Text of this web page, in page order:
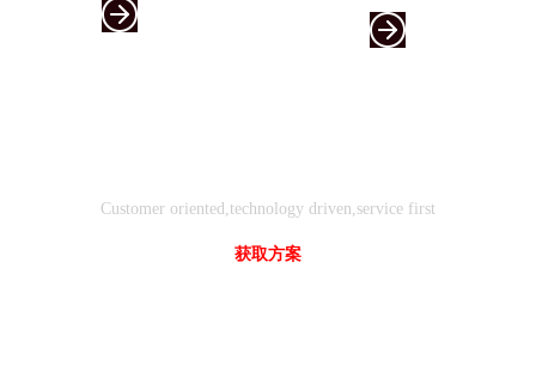
Customer oriented,technology driven,service first
获取方案